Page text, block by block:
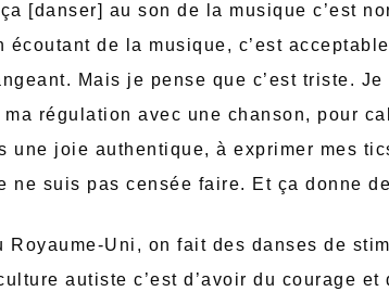
[danser] au son de la musique c’est
de la musique, c’est
Mais je pense que c’est triste.
régulation avec une chanson, pour
une joie authentique, à exprimer mes
ne suis pas censée faire. Et ça donne
Royaume-Uni, on fait des danses de
autiste c’est d’avoir du courage